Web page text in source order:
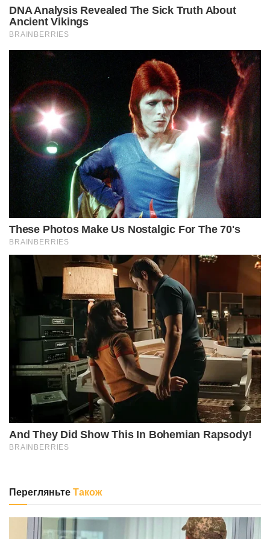
ПерегляньтеТакож